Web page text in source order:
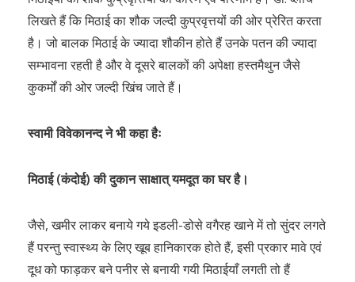
लिखते हैं कि मिठाई का शौक जल्दी कुप्रवृत्तयों की ओर प्रेरित करता
है। जो बालक मिठाई के ज्यादा शौकीन होते हैं उनके पतन की ज्यादा
सम्भावना रहती है और वे दूसरे बालकों की अपेक्षा हस्तमैथुन जैसे
कुकर्मों की ओर जल्दी खिंच जाते हैं।
स्वामी विवेकानन्द ने भी कहा हैः
मिठाई (कंदोई) की दुकान साक्षात् यमदूत का घर है।
जैसे, खमीर लाकर बनाये गये इडली-डोसे वगैरह खाने में तो सुंदर लगते
हैं परन्तु स्वास्थ्य के लिए खूब हानिकारक होते हैं, इसी प्रकार मावे एवं
दूध को फाड़कर बने पनीर से बनायी गयी मिठाईयाँ लगती तो हैं